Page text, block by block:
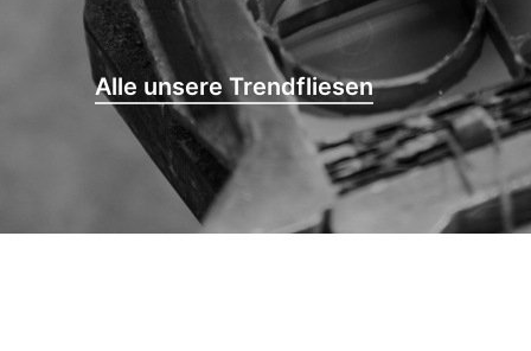
Alle unsere Trendfliesen